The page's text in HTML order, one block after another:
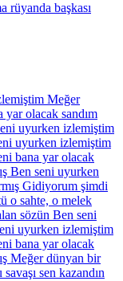
rüyanda başkası
Meğer
yar olacak sandım
uyurken izlemiştim
uyurken izlemiştim
bana yar olacak
Ben seni uyurken
Gidiyorum şimdi
o sahte, o melek
sözün Ben seni
uyurken izlemiştim
bana yar olacak
Meğer dünyan bir
sen kazandın